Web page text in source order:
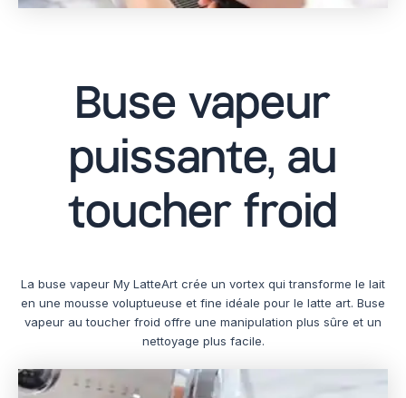
Buse vapeur
puissante, au
toucher froid
La buse vapeur My LatteArt crée un vortex qui transforme le lait
en une mousse voluptueuse et fine idéale pour le latte art. Buse
vapeur au toucher froid offre une manipulation plus sûre et un
nettoyage plus facile.